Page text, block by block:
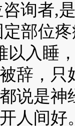
者,是
部位
以入睡
辞，
说是
人间好